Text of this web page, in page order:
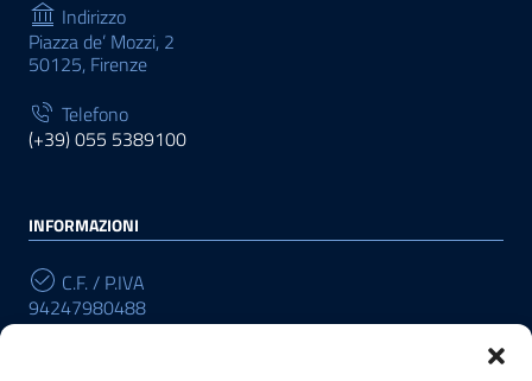
Indirizzo
Piazza de’ Mozzi, 2
50125, Firenze
Telefono
(+39) 055 5389100
INFORMAZIONI
C.F. / P.IVA
94247980488